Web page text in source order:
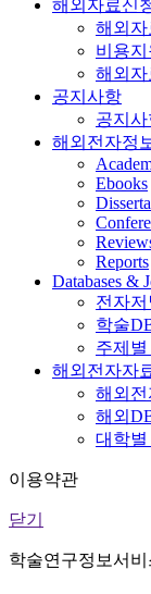
해외자료신
해외자
비용
해외자
공지사항
공지
해외전자정
Ebooks
Reports
Databases &
전자
학술
주제별
해외전자자
해외전
해외
대학
이용약관
닫기
학술연구정보서